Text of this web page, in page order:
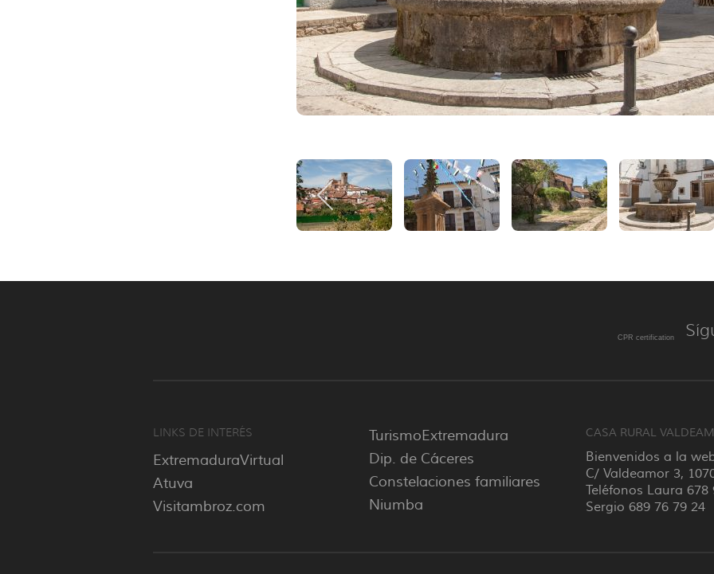
CPR certification
LINKS DE INTERÉS
ExtremaduraVirtual
Atuva
Visitambroz.com
TurismoExtremadura
Dip. de Cáceres
Constelaciones familiares
Niumba
CASA RURAL
Bienvenidos a la
C/ Valdeamor 3,
Teléfonos Laura 678
Sergio 689 76 79 24